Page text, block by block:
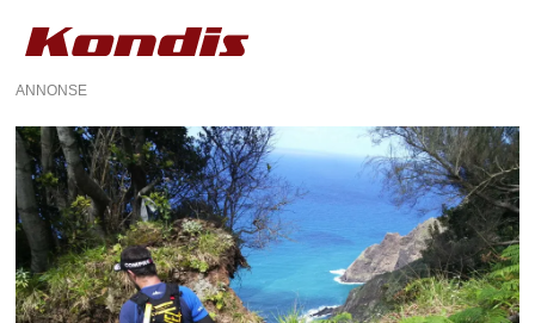
ANNONSE